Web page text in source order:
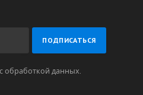
обработкой данных.